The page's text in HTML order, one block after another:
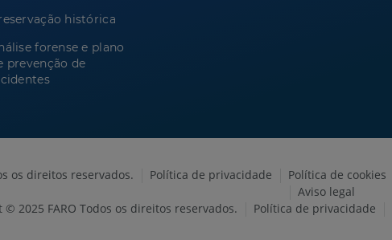
histórica
forense e plano
prevenção de
os direitos reservados. Política de privacidade Política de cookies
Aviso legal
© 2025 FARO Todos os direitos reservados.
Política de privacidade